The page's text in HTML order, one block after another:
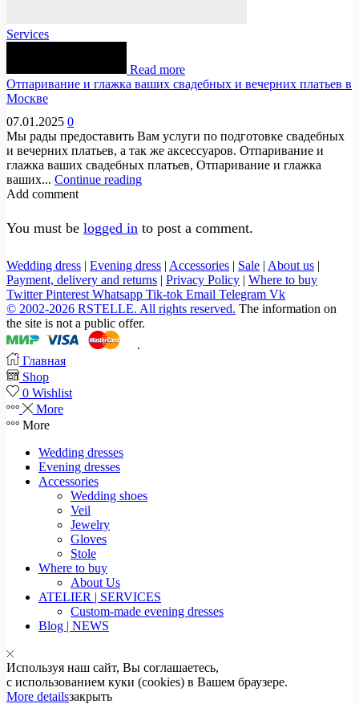
Services
Read more
Отпаривание и глажка ваших свадебных и вечерних платьев в
Москве
07.01.2025 0
Мы рады предоставить Вам услуги по подготовке свадебных
и вечерних платьев, а так же аксессуаров. Отпаривание и
глажка ваших свадебных платьев, Отпаривание и глажка
ваших... Continue reading
Add comment
You must be logged in to post a comment.
Wedding dress | Evening dress | Accessories | Sale | About us |
Payment, delivery and returns | Privacy Policy | Where to buy
Twitter Pinterest Whatsapp Tik-tok Email Telegram Vk
© 2002-2026 RSTELLE. All rights reserved. The information on
the site is not a public offer.
.
Главная
Shop
0 Wishlist
More
More
Wedding dresses
Evening dresses
Accessories
Wedding shoes
Veil
Jewelry
Gloves
Stole
Where to buy
About Us
ATELIER | SERVICES
Custom-made evening dresses
Blog | NEWS
Используя наш сайт, Вы соглашаетесь,
с использованием куки (cookies) в Вашем браузере.
More detailsзакрыть